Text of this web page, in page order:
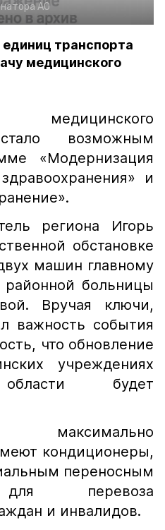
АО
транспорта
медицинского
медицинского
стало возможным
«Модернизация
и
региона Игорь
обстановке
машин главному
районной больницы
Вручая ключи,
важность события
что обновление
учреждениях
области будет
кондиционеры,
переносным
для перевоза
и инвалидов.